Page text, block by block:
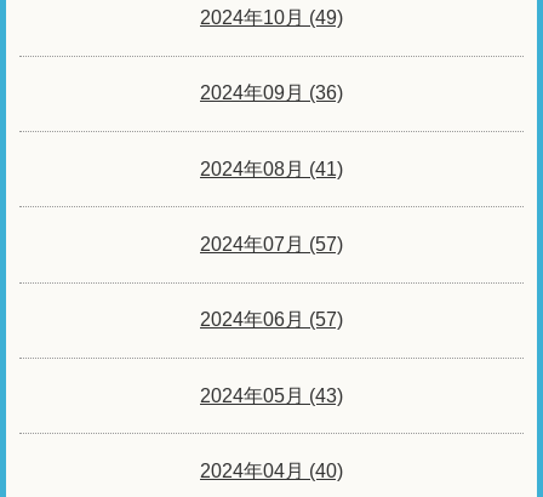
2024年10月 (49)
2024年09月 (36)
2024年08月 (41)
2024年07月 (57)
2024年06月 (57)
2024年05月 (43)
2024年04月 (40)